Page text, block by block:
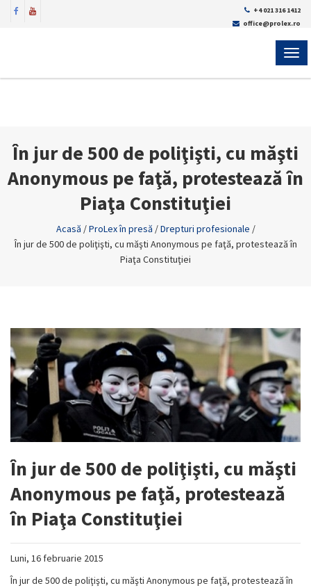
+4 021 316 1412
office@prolex.ro
În jur de 500 de poliţişti, cu măşti
Anonymous pe faţă, protestează în
Piaţa Constituţiei
Acasă /ProLex în presă /Drepturi profesionale /
În jur de 500 de poliţişti, cu măşti Anonymous pe faţă, protestează în
Piaţa Constituţiei
În jur de 500 de poliţişti, cu măşti
Anonymous pe faţă, protestează
în Piaţa Constituţiei
Luni, 16 februarie 2015
În jur de 500 de poliţişti, cu măşti Anonymous pe faţă, protestează în